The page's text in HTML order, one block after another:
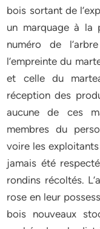
bois sortant de
un marquage à la
numéro de
l’empreinte du
et celle du
réception des
aucune de ces
membres du
voire les
jamais été
rondins récoltés.
rose en leur
bois nouveaux